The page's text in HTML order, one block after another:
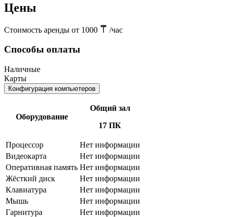
Цены
Стоимость аренды от 1000 /час
Способы оплаты
Наличные
Карты
Конфигурация компьютеров
Оборудование
Общий зал
17 ПК
Процессор
Нет информации
Видеокарта
Нет информации
Оперативная память Нет информации
Жёсткий диск
Нет информации
Клавиатура
Нет информации
Мышь
Нет информации
Гарнитура
Нет информации